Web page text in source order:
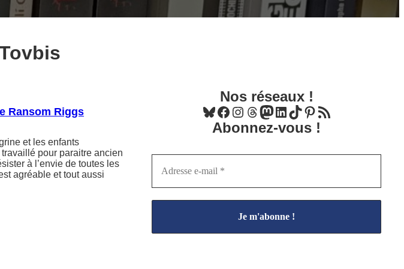
Ransom Riggs
et les enfants
pour paraitre ancien
à l’envie de toutes les
agréable et tout aussi
Nos réseaux !
Bluesky Facebook Instagram Threads Mastodon LinkedIn TikTok Pinterest
Flux RSS
Abonnez-vous !